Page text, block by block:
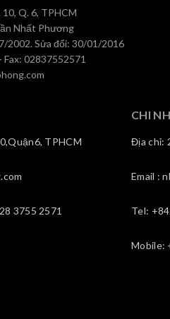
Q. 6, TPHCM
Nhất Phương
2002. Sửa đổi: 30/01/2016
02837552571
TPHCM
3755 2571
CHI
Địa chỉ:
Email :
Tel:
Mobile: